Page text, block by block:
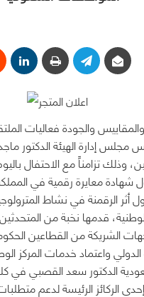
والجودة فعاليات
مجلس إدارة الهيئة
معايرة رقمية في
الرقمنة في نشاط
الشريكة من القطاعين
الدكتور سعد القصبي في
الركائز الرئيسة لدعم